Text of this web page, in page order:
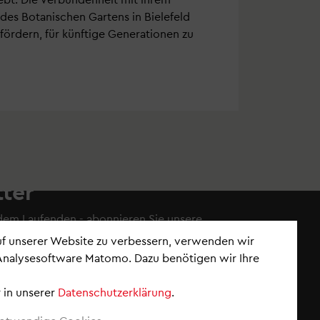
unserer Website zu verbessern, verwenden wir
Matomo. Dazu benötigen wir Ihre
in unserer Datenschutzerklärung.
Botanischen Gartens in Bielefeld
für künftige Generationen zu
Laufenden - abonnieren Sieunsere